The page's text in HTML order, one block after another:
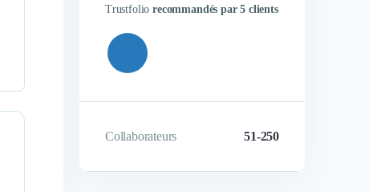
Trustfolio recommandés par 5 clients
Collaborateurs 51-250